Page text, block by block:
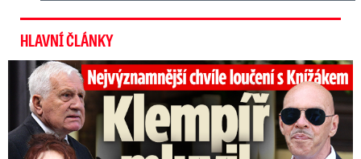
HLAVNÍ ČLÁNKY
Top momenty pohřbu Knížáka: Dojatý Klempíř, Pospíšil s Medou